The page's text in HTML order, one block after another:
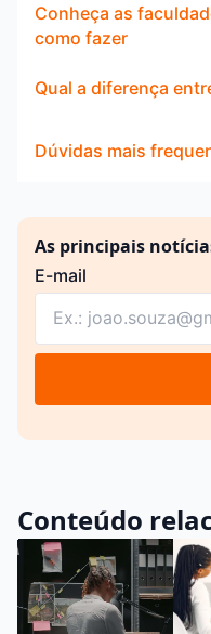
Conheça as
como fazer
Qual a diferença
Dúvidas mais
As principais
E-mail
Conteúdo